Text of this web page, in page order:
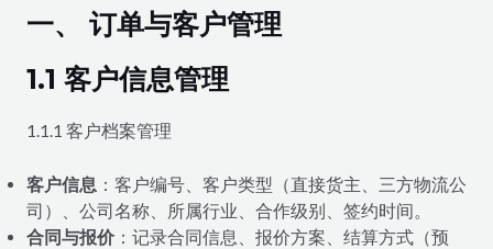
一、 订单与客户管理
1.1 客户信息管理
1.1.1 客户档案管理
客户信息 ：客户编号、客户类型（直接货主、三方物流公
司）、公司名称、所属行业、合作级别、签约时间。
合同与报价：记录合同信息、报价方案、结算方式（预